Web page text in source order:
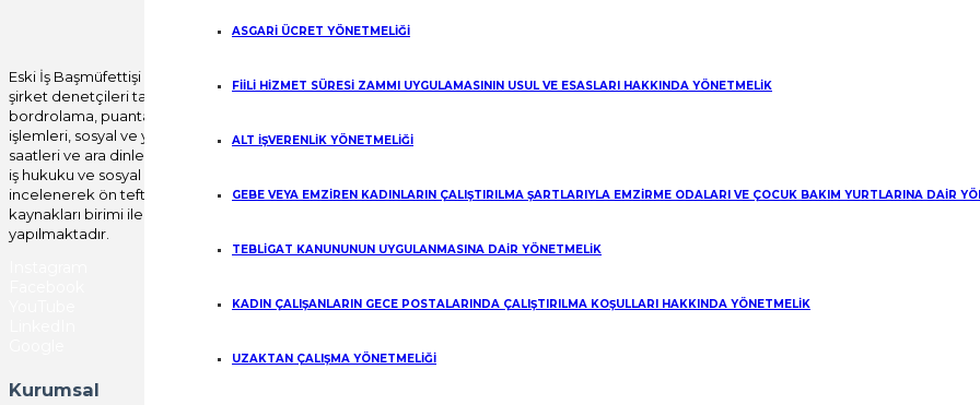
ASGARİ ÜCRET YÖNETMELİĞİ
FİİLİ HİZMET SÜRESİ ZAMMI UYGULAMASININ USUL VE ESASLARI HAKKINDA YÖNETMELİK
ALT İŞVERENLİK YÖNETMELİĞİ
GEBE VEYA EMZİREN KADINLARIN ÇALIŞTIRILMA ŞARTLARIYLA EMZİRME ODALARI VE ÇOCUK BAKIM YURTLARINA DAİR
TEBLİGAT KANUNUNUN UYGULANMASINA DAİR YÖNETMELİK
KADIN ÇALIŞANLARIN GECE POSTALARINDA ÇALIŞTIRILMA KOŞULLARI HAKKINDA YÖNETMELİK
UZAKTAN ÇALIŞMA YÖNETMELİĞİ
Eski İş Başmüfettişi Bülent YILDIRIM öncülüğünde
şirket denetçileri tarafından tüm özlük, yıllık izin,
bordrolama, puantajlama, disiplin mevzuatı, fesih
işlemleri, sosyal ve yan haklar, fazla çalışma, çalışma
saatleri ve ara dinlenme süreleri başta olmak üzere
iş hukuku ve sosyal güvenlik mevzuatı uygulamaları
incelenerek ön teftiş raporu verilerek, insan
kaynakları birimi ile birlikte yerinde düzeltme işlemi
yapılmaktadır.
Kurumsal